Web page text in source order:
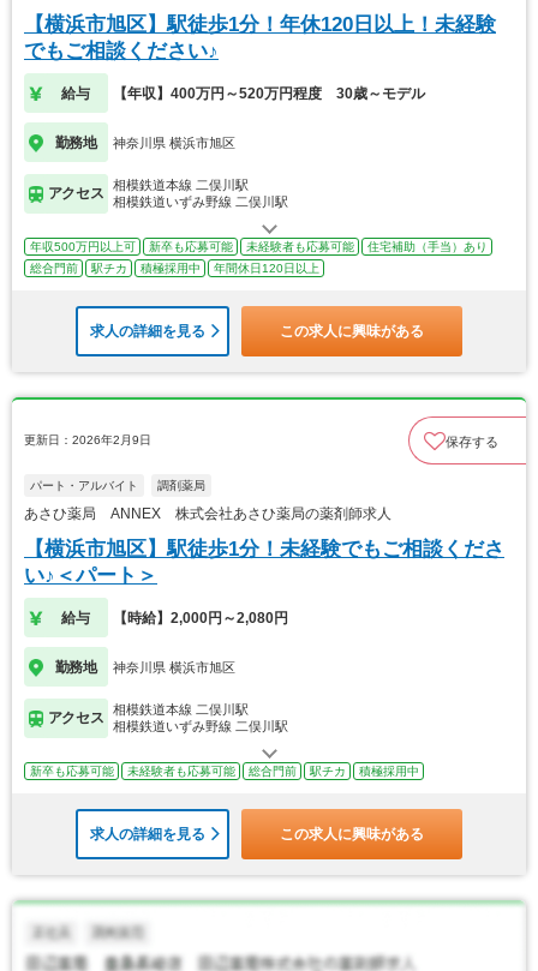
【横浜市旭区】駅徒歩1分！年休120日以上！未経験
でもご相談ください♪
給与 【年収】400万円～520万円程度 30歳～モデル
勤務地 神奈川県 横浜市旭区
アクセス
相模鉄道本線 二俣川駅
相模鉄道いずみ野線 二俣川駅
年収500万円以上可 新卒も応募可能 未経験者も応募可能
住宅補助（手当）あり
総合門前
駅チカ 積極採用中 年間休日120日以上
求人の詳細を見る この求人に興味がある
更新日：2026年2月9日 保存する
パート・アルバイト 調剤薬局
あさひ薬局 ANNEX 株式会社あさひ薬局の薬剤師求人
【横浜市旭区】駅徒歩1分！未経験でもご相談くださ
い♪＜パート＞
給与 【時給】2,000円～2,080円
勤務地 神奈川県 横浜市旭区
アクセス
相模鉄道本線 二俣川駅
相模鉄道いずみ野線 二俣川駅
新卒も応募可能 未経験者も応募可能 総合門前 駅チカ 積極採用中
求人の詳細を見る この求人に興味がある